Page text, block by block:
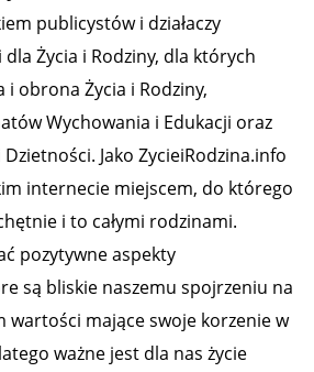
publicystów i działaczy
dla Życia i Rodziny, dla których
obrona Życia i Rodziny,
Wychowania i Edukacji oraz
Jako ZycieiRodzina.info
internecie miejscem, do którego
i to całymi rodzinami.
pozytywne aspekty
są bliskie naszemu spojrzeniu na
wartości mające swoje korzenie w
ważne jest dla nas życie